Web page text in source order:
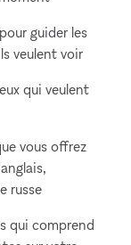
guider les
veulent voir
qui veulent
vous offrez
russe
qui comprend